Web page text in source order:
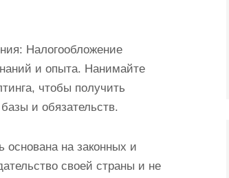
Налогообложение
и опыта. Нанимайте
чтобы получить
и обязательств.
основана на законных и
своей страны и не